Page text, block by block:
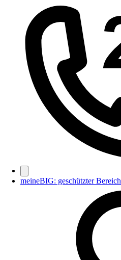
meineBIG: geschützter Bereich